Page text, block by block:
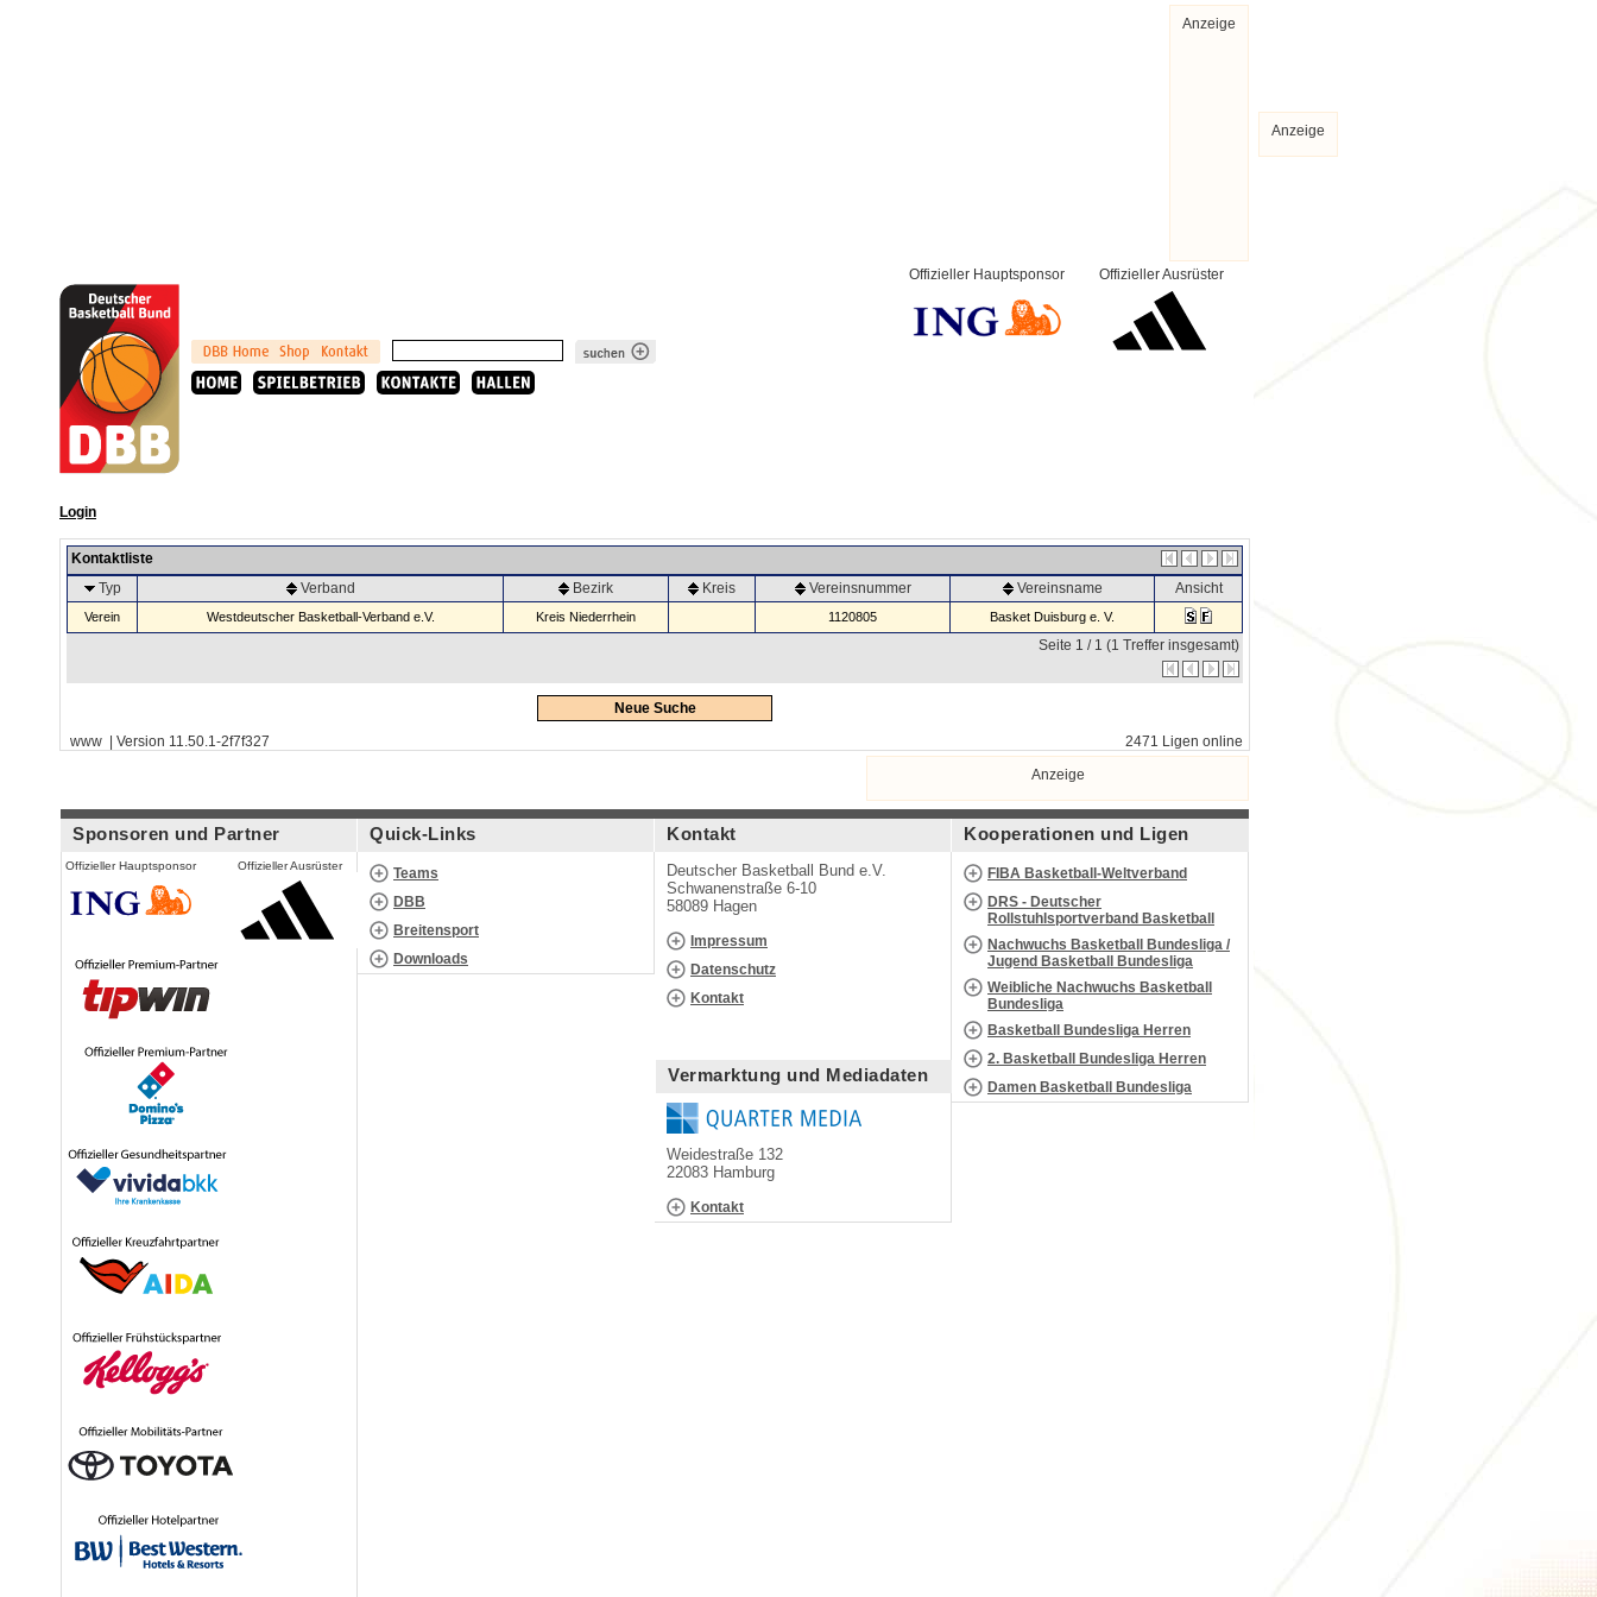
Anzeige
Offizieller Ausrüster
Offizieller Hauptsponsor
Login
Kontaktliste
Typ
Verband Bezirk Kreis Vereinsnummer Vereinsname Ansicht
Verein Westdeutscher Basketball-Verband e.V. Kreis Niederrhein 1120805 Basket Duisburg e. V.
Seite 1 / 1 (1 Treffer insgesamt)
Neue Suche
www | Version 11.50.1-2f7f327
2471 Ligen online
Anzeige
Sponsoren und Partner
Offizieller Hauptsponsor Offizieller Ausrüster
Quick-Links
Teams
DBB
Breitensport
Downloads
Kontakt
Deutscher Basketball Bund e.V.
Schwanenstraße 6-10
58089 Hagen
Impressum
Datenschutz
Kontakt
Vermarktung und Mediadaten
Weidestraße 132
22083 Hamburg
Kontakt
Kooperationen und Ligen
FIBA Basketball-Weltverband
DRS - Deutscher
Rollstuhlsportverband Basketball
Nachwuchs Basketball Bundesliga /
Jugend Basketball Bundesliga
Weibliche Nachwuchs Basketball
Bundesliga
Basketball Bundesliga Herren
2. Basketball Bundesliga Herren
Damen Basketball Bundesliga
Anzeige